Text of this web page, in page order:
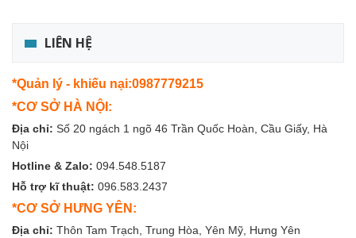
LIÊN HỆ
*Quản lý - khiếu nại:0987779215
*CƠ SỞ HÀ NỘI:
Địa chỉ: Số 20 ngách 1 ngõ 46 Trần Quốc Hoàn, Cầu Giấy, Hà
Nội
Hotline & Zalo: 094.548.5187
Hỗ trợ kĩ thuật: 096.583.2437
*CƠ SỞ HƯNG YÊN:
Địa chỉ: Thôn Tam Trạch, Trung Hòa, Yên Mỹ, Hưng Yên